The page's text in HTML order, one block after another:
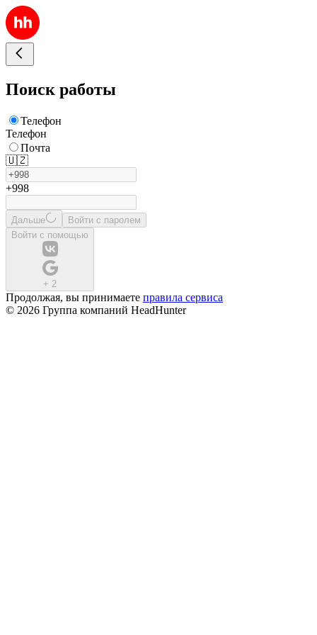
Поиск работы
Телефон
Телефон
Почта
🇺🇿
+998
Дальше
Войти с паролем
Войти с помощью
+ 2
Продолжая, вы принимаете правила сервиса
© 2026 Группа компаний HeadHunter